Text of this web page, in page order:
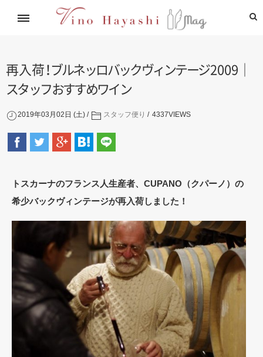
林基就イタリア紀行
レシピ
再入 荷！ブルネッロバックヴィ ンテージ2009
スタ ッフおすすめワイ ン
2019年03月02日 (土) スタッフ便り 4337VIEWS
トスカーナのフランス人生産者、CUPANO（クパーノ） の
希少バックヴィンテージが再入荷しました！